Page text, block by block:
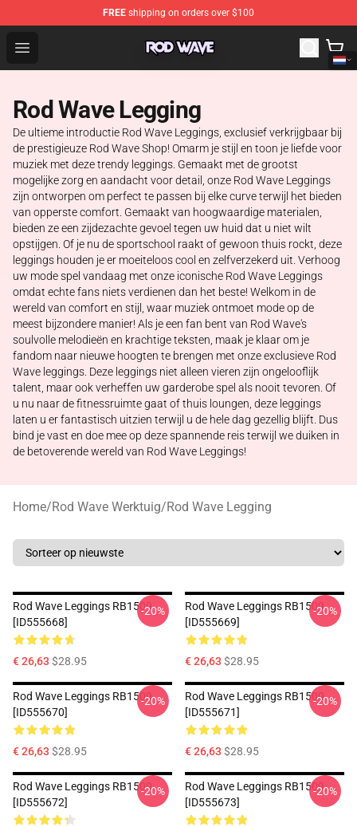
FREE shipping on orders over $100
Open menu
Rod Wave Shop - Official Rod Wave Merchandise Store
Rod Wave Legging
De ultieme introductie Rod Wave Leggings, exclusief verkrijgbaar bij
de prestigieuze Rod Wave Shop! Omarm je stijl en toon je liefde voor
muziek met deze trendy leggings. Gemaakt met de grootst
mogelijke zorg en aandacht voor detail, onze Rod Wave Leggings
zijn ontworpen om perfect te passen bij elke curve terwijl het bieden
van opperste comfort. Gemaakt van hoogwaardige materialen,
bieden ze een zijdezachte gevoel tegen uw huid dat u niet wilt
opstijgen. Of je nu de sportschool raakt of gewoon thuis rockt, deze
leggings houden je er moeiteloos cool en zelfverzekerd uit. Verhoog
uw mode spel vandaag met onze iconische Rod Wave Leggings
omdat echte fans niets verdienen dan het beste! Welkom in de
wereld van comfort en stijl, waar muziek ontmoet mode op de
meest bijzondere manier! Als je een fan bent van Rod Wave's
soulvolle melodieën en krachtige teksten, maak je klaar om je
fandom naar nieuwe hoogten te brengen met onze exclusieve Rod
Wave leggings. Deze leggings niet alleen vieren zijn ongelooflijk
talent, maar ook verheffen uw garderobe spel als nooit tevoren. Of
u nu naar de fitnessruimte gaat of thuis loungen, deze leggings
laten u er fantastisch uitzien terwijl u de hele dag gezellig blijft. Dus
bind je vast en doe mee op deze spannende reis terwijl we duiken in
de betoverende wereld van Rod Wave Leggings!
Home/Rod Wave Werktuig/Rod Wave Legging
Rod Wave Leggings RB1509
[ID555668]
€ 26,63 $28.95
-20%
Rod Wave Leggings RB1509
[ID555669]
€ 26,63 $28.95
-20%
Rod Wave Leggings RB1509
[ID555670]
€ 26,63 $28.95
-20%
Rod Wave Leggings RB1509
[ID555671]
€ 26,63 $28.95
-20%
Rod Wave Leggings RB1509
[ID555672]
-20%
Rod Wave Leggings RB1509
[ID555673]
-20%